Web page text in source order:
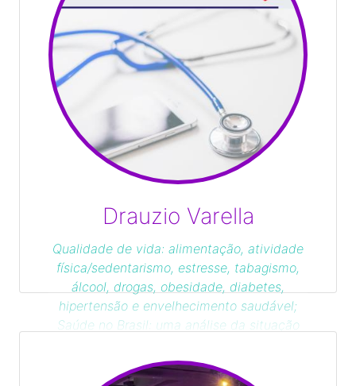
Drauzio Varella
Qualidade de vida: alimentação, atividade
física/sedentarismo, estresse, tabagismo,
álcool, drogas, obesidade, diabetes,
hipertensão e envelhecimento saudável;
Saúde no Brasil: uma análise da situação
planos de